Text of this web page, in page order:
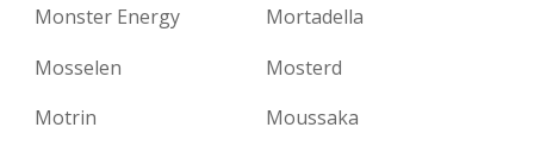
Monster Energy
Mortadella
Mosselen
Mosterd
Motrin
Moussaka